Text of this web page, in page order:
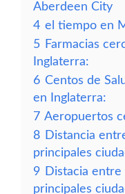
Aberdeen City
4 el tiempo en
5 Farmacias
Inglaterra:
6 Centos de
en Inglaterra:
7 Aeropuertos
8 Distancia
principales
9 Distacia
principales